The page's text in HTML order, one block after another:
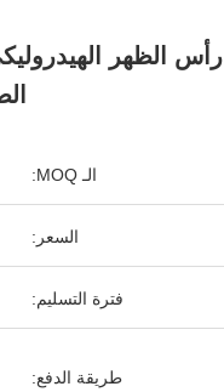
رأس الظهر
الـ MOQ:
السعر:
فترة التسليم:
طريقة الدفع: